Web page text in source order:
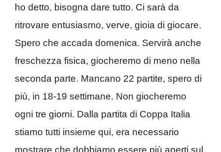
ho detto, bisogna dare tutto. Ci sarà da
ritrovare entusiasmo, verve, gioia di giocare.
Spero che accada domenica. Servirà anche
freschezza fisica, giocheremo di meno nella
seconda parte. Mancano 22 partite, spero di
più, in 18-19 settimane. Non giocheremo
ogni tre giorni. Dalla partita di Coppa Italia
stiamo tutti insieme qui, era necessario
mostrare che dobbiamo essere più aperti sul